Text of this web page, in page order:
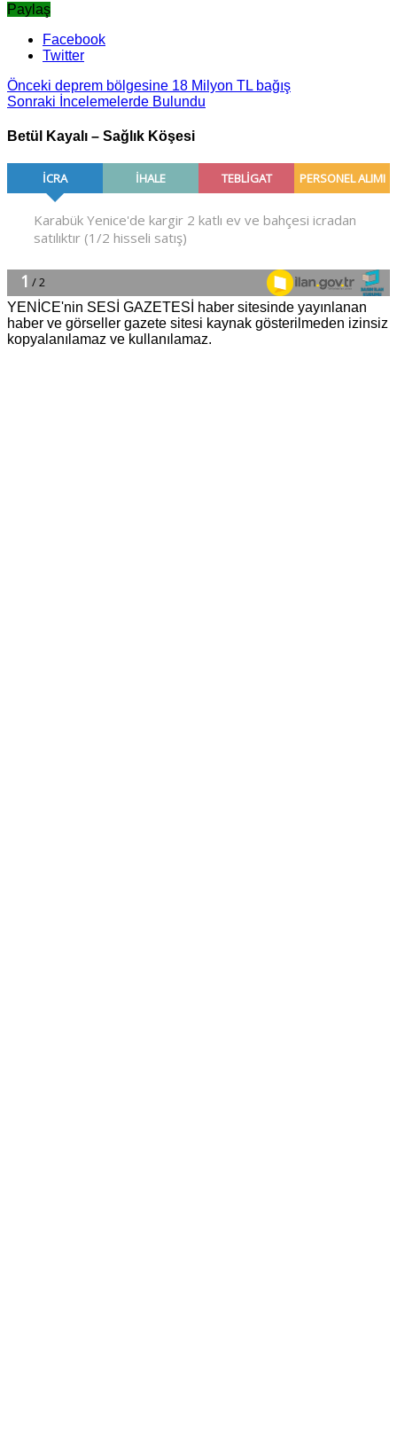
Paylaş
Facebook
Twitter
Önceki deprem bölgesine 18 Milyon TL bağış
Sonraki İncelemelerde Bulundu
Betül Kayalı – Sağlık Köşesi
YENİCE'nin SESİ GAZETESİ haber sitesinde yayınlanan
haber ve görseller gazete sitesi kaynak gösterilmeden izinsiz
kopyalanılamaz ve kullanılamaz.